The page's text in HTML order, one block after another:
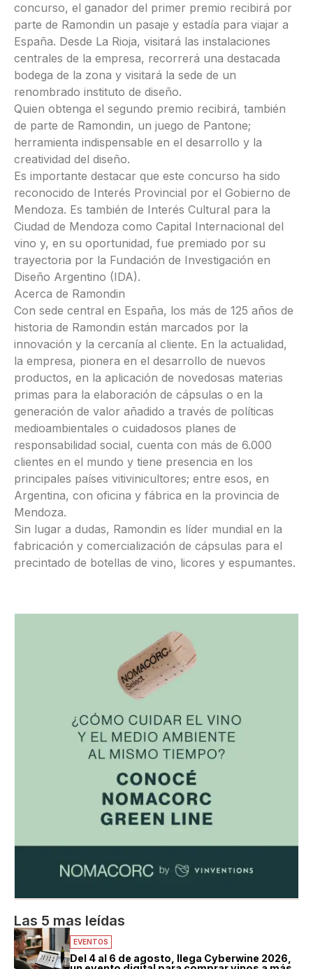
concurso, el ganador del primer premio recibirá por
parte de Ramondin un pasaje y estadía para viajar a
España. Desde La Rioja, visitará las instalaciones
centrales de la empresa, recorrerá una destacada
bodega de la zona y visitará la sede de un
renombrado instituto de diseño.
Quien obtenga el segundo premio recibirá, también
de parte de Ramondin, un juego de Pantone;
herramienta indispensable en el desarrollo y la
creatividad del diseño.
Es importante destacar que este concurso ha sido
reconocido de Interés Provincial por el Gobierno de
Mendoza. Es también de Interés Cultural para la
Ciudad de Mendoza como Capital Internacional del
vino y, en su oportunidad, fue premiado por su
trayectoria por la Fundación de Investigación en
Diseño Argentino (IDA).
Acerca de Ramondin
Con sede central en España, los más de 125 años de
historia de Ramondin están marcados por la
innovación y la cercanía al cliente. En la actualidad,
la empresa, pionera en el desarrollo de nuevos
productos, en la aplicación de novedosas materias
primas para la elaboración de cápsulas o en la
generación de valor añadido a través de políticas
medioambientales o cuidadosos planes de
responsabilidad social, cuenta con más de 6.000
clientes en el mundo y tiene presencia en los
principales países vitivinicultores; entre esos, en
Argentina, con oficina y fábrica en la provincia de
Mendoza.
Sin lugar a dudas, Ramondin es líder mundial en la
fabricación y comercialización de cápsulas para el
precintado de botellas de vino, licores y espumantes.
Las 5 mas leídas
EVENTOS
Del 4 al 6 de agosto, llega Cyberwine 2026,